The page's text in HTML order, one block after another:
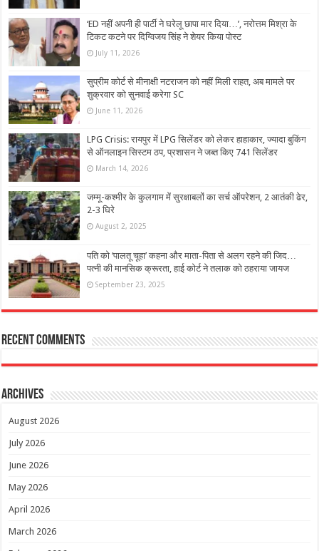
‘ED नहीं अपनी ही पार्टी ने घरेलू छापा मार दिया…’, नरोत्तम मिश्रा के
टिकट कटने पर दिग्विजय सिंह ने शेयर किया पोस्‍ट
July 11, 2026
सुप्रीम कोर्ट से मीनाक्षी नटराजन को नहीं मिली राहत, अब मामले पर
शुक्रवार को सुनवाई करेगा SC
June 11, 2026
LPG Crisis: रायपुर में LPG सिलेंडर को लेकर हाहाकार, ज्यादा बुकिंग
से ऑनलाइन सिस्टम ठप, प्रशासन ने जब्त किए 741 सिलेंडर
March 14, 2026
जम्मू-कश्मीर के कुलगाम में सुरक्षाबलों का सर्च ऑपरेशन, 2 आतंकी ढेर,
2-3 घिरे
August 2, 2025
पति को ‘पालतू चूहा’ कहना और माता-पिता से अलग रहने की जिद…
पत्नी की मानसिक क्रूरता, हाई कोर्ट ने तलाक को ठहराया जायज
September 23, 2025
Recent Comments
Archives
August 2026
July 2026
June 2026
May 2026
April 2026
March 2026